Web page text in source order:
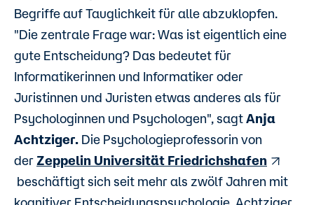
Begriffe auf Tauglichkeit für alle abzuklopfen.
"Die zentrale Frage war: Was ist eigentlich eine
gute Entscheidung? Das bedeutet für
Informatikerinnen und Informatiker oder
Juristinnen und Juristen etwas anderes als für
Psychologinnen und Psychologen", sagt Anja
Achtziger. Die Psychologieprofessorin von
der Zeppelin Universität Friedrichshafen
beschäftigt sich seit mehr als zwölf Jahren mit
kognitiver Entscheidungspsychologie. Achtziger